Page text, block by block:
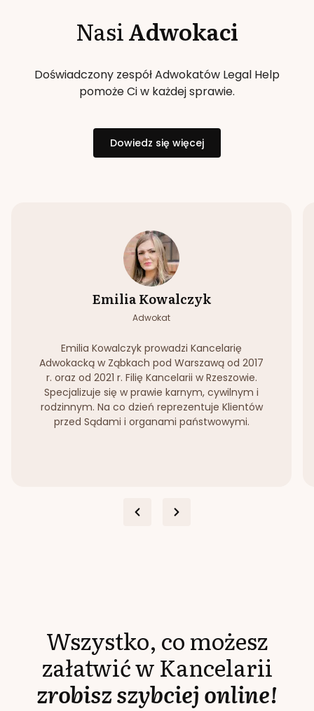
NasiAdwokaci
Doświadczony zespół Adwokatów Legal Help
pomoże Ci w każdej sprawie.
Dowiedz się więcej
Emilia Kowalczyk
Adwokat
Emilia Kowalczyk prowadzi Kancelarię
Adwokacką w Ząbkach pod Warszawą od 2017
r. oraz od 2021 r. Filię Kancelarii w Rzeszowie.
Specjalizuje się w prawie karnym, cywilnym i
rodzinnym. Na co dzień reprezentuje Klientów
przed Sądami i organami państwowymi.
Wszystko, co możesz
załatwić w Kancelarii
zrobisz szybciej online!